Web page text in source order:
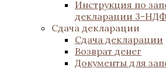
Инструкция по
декларации 3-
Сдача декларации
Сдача декларации
Возврат денег
Документы для